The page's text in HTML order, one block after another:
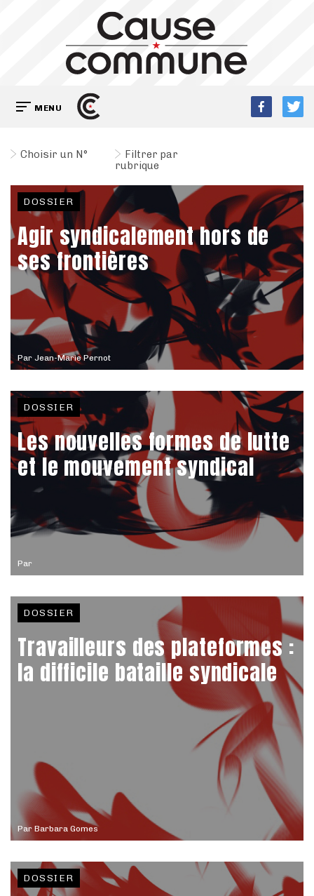
MENU
Choisir un N°
Filtrer par
rubrique
Par Jean-Marie Pernot
DOSSIER
Agir syndicalement hors de
ses frontières
Par
DOSSIER
Les nouvelles formes de lutte
et le mouvement syndical
Par Barbara Gomes
DOSSIER
Travailleurs des plateformes :
la difficile bataille syndicale
DOSSIER